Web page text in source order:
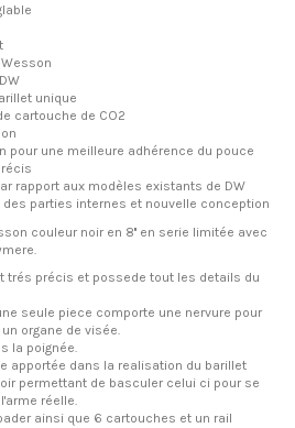
Wesson
DW
unique
cartouche de CO2
pour une meilleure adhérence du pouce
rapport aux modèles existants de DW
des parties internes et nouvelle conception
couleur noir en 8'' en serie limitée avec
trés précis et possede tout les details du
seule piece comporte une nervure pour
organe de visée.
la poignée.
apportée dans la realisation du barillet
permettant de basculer celui ci pour se
réelle.
ainsi que 6 cartouches et un rail